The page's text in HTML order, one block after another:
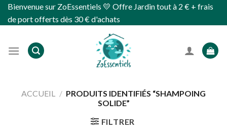
SkipBienvenue sur ZoEssentiels 💛 Offre Jardin tout à 2 € + frais
de port offerts dès 30 € d'achats
ACCUEIL / PRODUITS IDENTIFIÉS “SHAMPOING
SOLIDE”
FILTRER